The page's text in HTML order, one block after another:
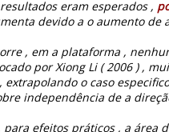
eram esperados ,
devido a o aumento
, em a plataforma ,
por Xiong Li ( 2006 ) ,
o caso
independência de a
para efeitos práticos , a área